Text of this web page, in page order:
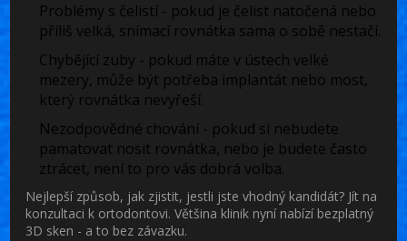
Problémy s čelistí - pokud je čelist natočená nebo
příliš velká, snímací rovnátka sama o sobě nestačí.
Chybějící zuby - pokud máte v ústech velké
mezery, může být potřeba implantát nebo most,
který rovnátka nevyřeší.
Nezodpovědné chování - pokud si nebudete
pamatovat nosit rovnátka, nebo je budete často
ztrácet, není to pro vás dobrá volba.
Nejlepší způsob, jak zjistit, jestli jste vhodný kandidát? Jít na
konzultaci k ortodontovi. Většina klinik nyní nabízí bezplatný
3D sken - a to bez závazku.